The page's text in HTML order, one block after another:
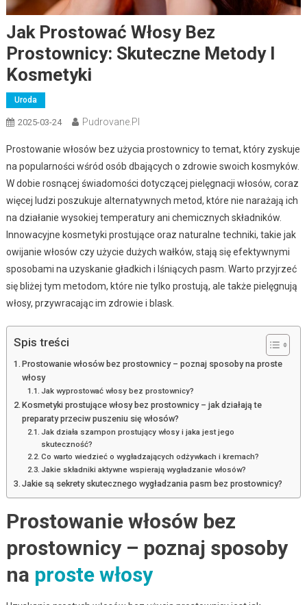
Jak Prostować Włosy Bez
Prostownicy: Skuteczne Metody I
Kosmetyki
Uroda
2025-03-24 Pudrovane.pl
Prostowanie włosów bez użycia prostownicy to temat, który zyskuje
na popularności wśród osób dbających o zdrowie swoich kosmyków.
W dobie rosnącej świadomości dotyczącej pielęgnacji włosów, coraz
więcej ludzi poszukuje alternatywnych metod, które nie narażają ich
na działanie wysokiej temperatury ani chemicznych składników.
Innowacyjne kosmetyki prostujące oraz naturalne techniki, takie jak
owijanie włosów czy użycie dużych wałków, stają się efektywnymi
sposobami na uzyskanie gładkich i lśniących pasm. Warto przyjrzeć
się bliżej tym metodom, które nie tylko prostują, ale także pielęgnują
włosy, przywracając im zdrowie i blask.
Spis treści
Prostowanie włosów bez prostownicy – poznaj sposoby na proste
włosy
Jak wyprostować włosy bez prostownicy?
Kosmetyki prostujące włosy bez prostownicy – jak działają te
preparaty przeciw puszeniu się włosów?
Jak działa szampon prostujący włosy i jaka jest jego
skuteczność?
Co warto wiedzieć o wygładzających odżywkach i kremach?
Jakie składniki aktywne wspierają wygładzanie włosów?
Jakie są sekrety skutecznego wygładzania pasm bez prostownicy?
Prostowanie włosów bez
prostownicy – poznaj sposoby
na proste włosy